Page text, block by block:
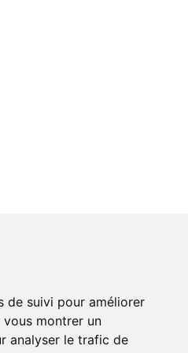
de suivi pour améliorer
montrer un
analyser le trafic de